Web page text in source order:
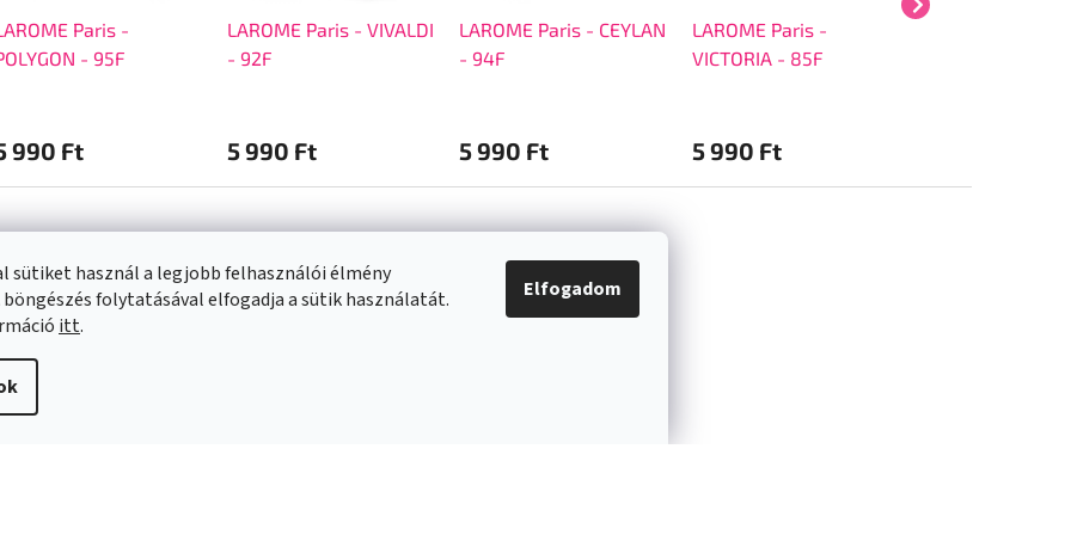
sütiket használ a legjobb felhasználói élmény
böngészés folytatásával elfogadja a sütik használatát.
itt.
Elfogadom
Paris -
- 95F
990 Ft
LAROME Paris - VIVALDI
- 92F
5 990 Ft
LAROME Paris - CEYLAN
- 94F
5 990 Ft
LAROME Paris -
VICTORIA - 85F
5 990 Ft
vásárlásról